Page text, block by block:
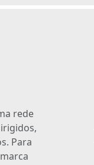
rede
Para